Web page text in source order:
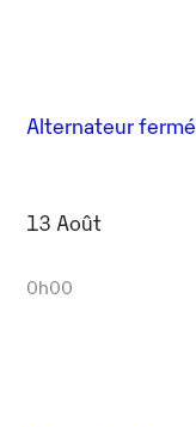
Alternateur fermé
13 Août
0h00